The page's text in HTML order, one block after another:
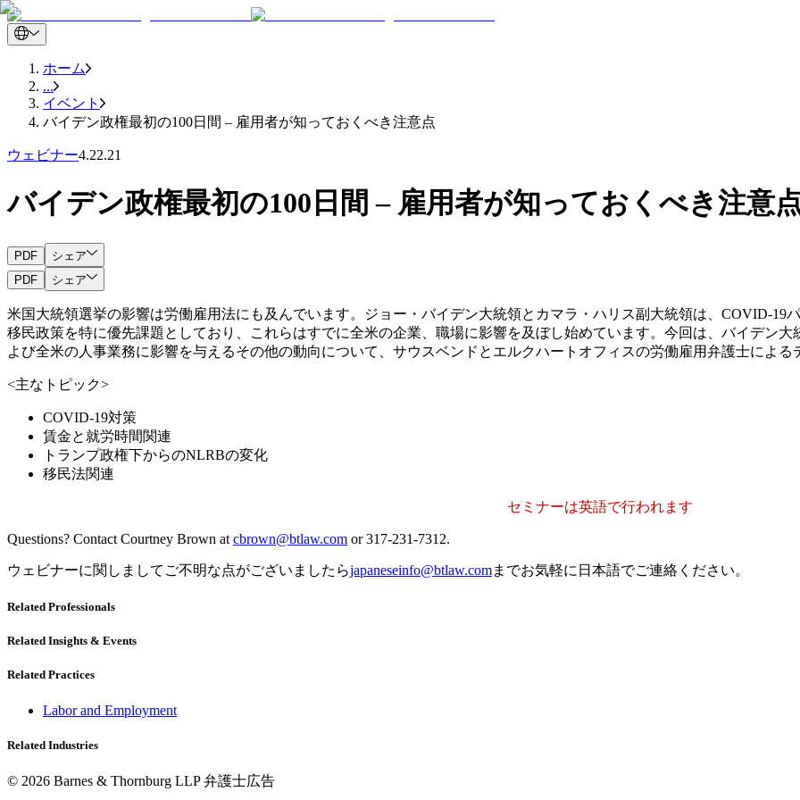
ホーム
...
イベント
バイデン政権最初の100日間 – 雇用者が知っておくべき注意点
ウェビナー4.22.21
バイデン政権最初の100日間 – 雇用者が知っておくべき注意
PDF
シェア
PDF
シェア
米国大統領選挙の影響は労働雇用法にも及んでいます。ジョー・バイデン大統領とカマラ・ハリス副大統領は、COVID-19
移民政策を特に優先課題としており、これらはすでに全米の企業、職場に影響を及ぼし始めています。今回は、バイデン
よび全米の人事業務に影響を与えるその他の動向について、サウスベンドとエルクハートオフィスの労働雇用弁護士によ
<主なトピック>
COVID-19対策
賃金と就労時間関連
トランプ政権下からのNLRBの変化
移民法関連
セミナーは英語で行われます
Questions? Contact Courtney Brown at cbrown@btlaw.com or 317-231-7312.
ウェビナーに関しましてご不明な点がございましたらjapaneseinfo@btlaw.comまでお気軽に日本語でご連絡ください。
Related Professionals
Related Insights & Events
Related Practices
Labor and Employment
Related Industries
© 2026 Barnes & Thornburg LLP 弁護士広告